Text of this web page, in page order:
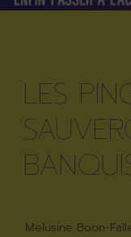
LES
Melusine Boon-